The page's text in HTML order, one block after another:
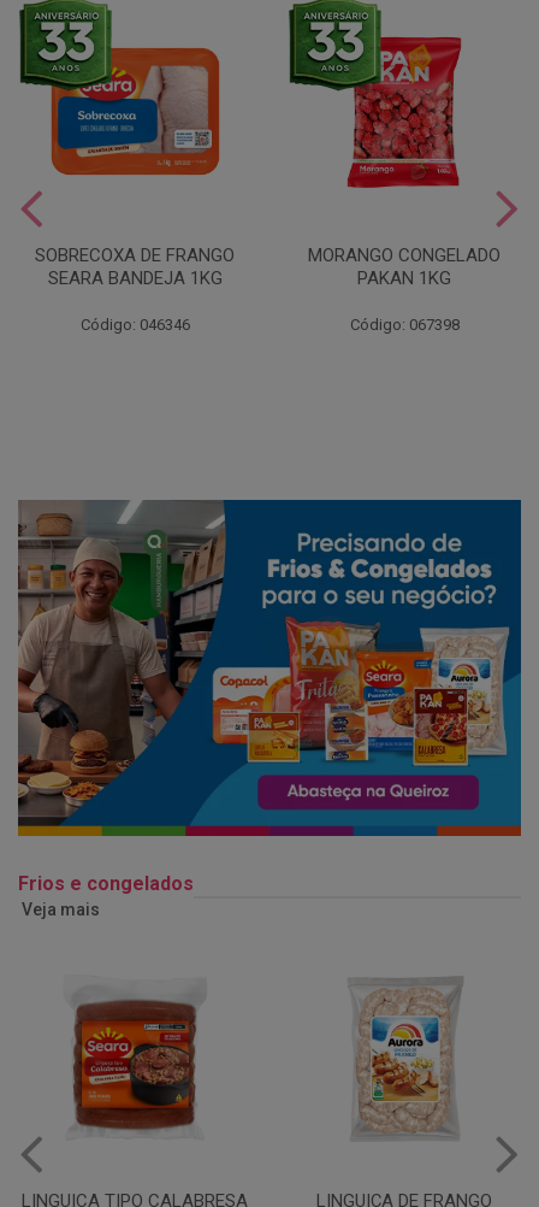
SOBRECOXA DE FRANGO
SEARA BANDEJA 1KG
Código: 046346
MORANGO CONGELADO
PAKAN 1KG
Código: 067398
Frios e congelados
Veja mais
LINGUIÇA DE FRANGO QUEIJO MUSSARELA